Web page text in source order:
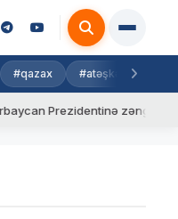
#qazax #atəşkəs
zəng edib